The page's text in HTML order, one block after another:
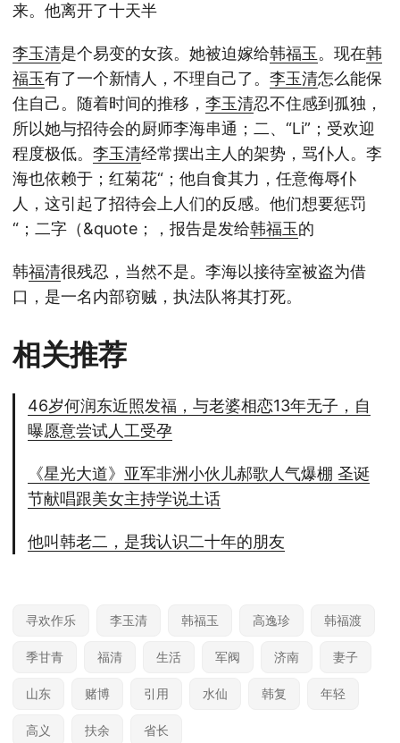
来。他离开了十天半
李玉清是个易变的女孩。她被迫嫁给韩福玉。现在韩
福玉有了一个新情人，不理自己了。 李玉清怎么能保
住自己。随着时间的推移， 李玉清忍不住感到孤独，
所以她与招待会的厨师李海串通；二、“Li”；受欢迎
程度极低。 李玉清经常摆出主人的架势，骂仆人。李
海也依赖于；红菊花“；他自食其力，任意侮辱仆
人，这引起了招待会上人们的反感。他们想要惩罚
“；二字（&quote；，报告是发给韩福玉的
韩福清很残忍，当然不是。李海以接待室被盗为借
口，是一名内部窃贼，执法队将其打死。
相关推荐
46岁何润东近照发福，与老婆相恋13年无子，自
曝愿意尝试人工受孕
《星光大道》亚军非洲小伙儿郝歌人气爆棚 圣诞
节献唱跟美女主持学说土话
他叫韩老二，是我认识二十年的朋友
寻欢作乐 李玉清 韩福玉 高逸珍 韩福渡
季甘青 福清 生活 军阀 济南 妻子
山东 赌博 引用 水仙 韩复 年轻
高义 扶余 省长